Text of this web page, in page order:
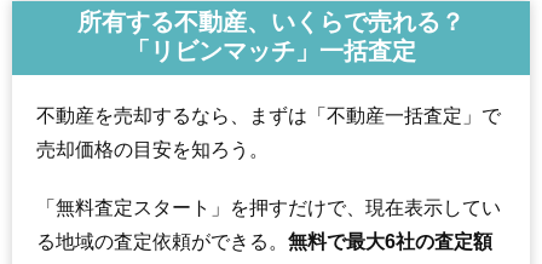
所有する不動産、いくらで売れる？
「リビンマッチ」一括査定
不動産を売却するなら、まずは「不動産一括査定」で
売却価格の目安を知ろう。
「無料査定スタート」を押すだけで、現在表示してい
る地域の査定依頼ができる。 無料で最大6社の査定額